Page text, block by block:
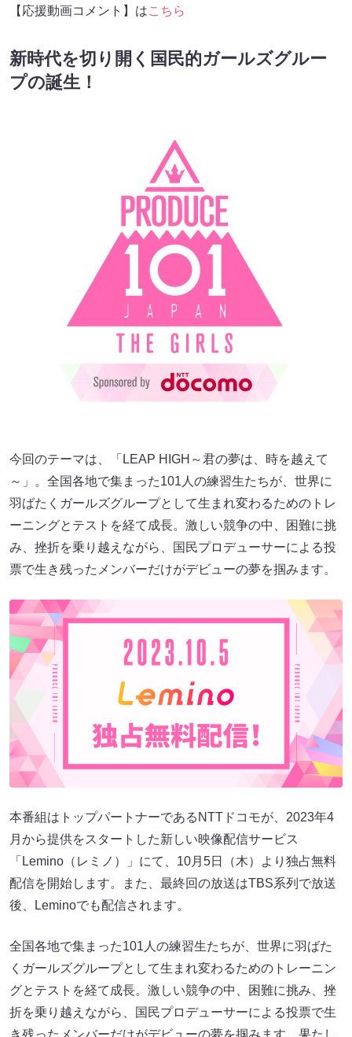
【応援動画コメント】はこちら
新時代を切り開く国民的ガールズグルー
プの誕生！
今回のテーマは、「LEAP HIGH～君の夢は、時を越えて
～」。全国各地で集まった101人の練習生たちが、世界に
羽ばたくガールズグループとして生まれ変わるためのトレ
ーニングとテストを経て成長。激しい競争の中、困難に挑
み、挫折を乗り越えながら、国民プロデューサーによる投
票で生き残ったメンバーだけがデビューの夢を掴みます。
本番組はトップパートナーであるNTTドコモが、2023年4
月から提供をスタートした新しい映像配信サービス
「Lemino（レミノ）」にて、10月5日（木）より独占無料
配信を開始します。また、最終回の放送はTBS系列で放送
後、Leminoでも配信されます。
全国各地で集まった101人の練習生たちが、世界に羽ばた
くガールズグループとして生まれ変わるためのトレーニン
グとテストを経て成長。激しい競争の中、困難に挑み、挫
折を乗り越えながら、国民プロデューサーによる投票で生
き残ったメンバーだけがデビューの夢を掴みます。果たし